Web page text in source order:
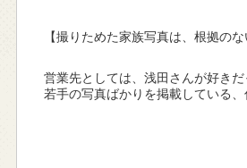
【撮りためた家族写真は、根拠の
営業先としては、浅田さんが好き
若手の写真ばかりを掲載している